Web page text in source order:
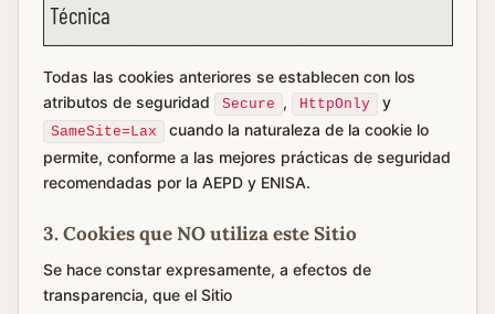
Técnica
Todas las cookies anteriores se establecen con los
atributos de seguridad
Secure , HttpOnly y
SameSite=Lax
cuando la naturaleza de la cookie lo
permite, conforme a las mejores prácticas de seguridad
recomendadas por la AEPD y ENISA.
3. Cookies que NO utiliza este Sitio
Se hace constar expresamente, a efectos de
transparencia, que el Sitio